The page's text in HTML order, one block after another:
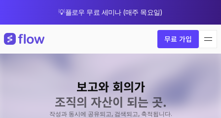
💡플로우 무료 세미나 (매주 목요일)
무료 가입
보고와 회의가
조직의 자산이 되는 곳.
작성과 동시에 공유되고, 검색되고, 축적됩니다.